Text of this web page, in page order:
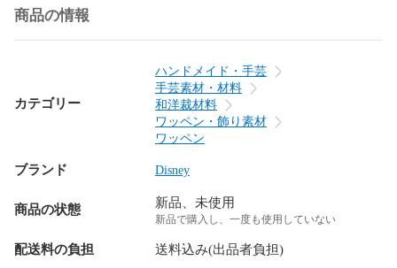
商品の情報
カテゴリー
ハンドメイド・手芸
手芸素材・材料
和洋裁材料
ワッペン・飾り素材
ワッペン
ブランド Disney
商品の状態 新品、未使用
新品で購入し、一度も使用していない
配送料の負担 送料込み(出品者負担)